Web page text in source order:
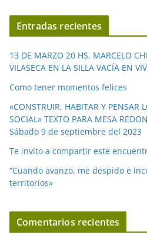
í
d
e
o
Entradas recientes
13 DE MARZO 20 HS. MARCELO
VILASECA EN LA SILLA VACÍA EN
Como tener momentos felices
«CONSTRUIR, HABITAR Y PENSAR
SOCIAL» TEXTO PARA MESA
Sábado 9 de septiembre del 2023
Te invito a compartir este
“Cuando avanzo, me despido e
territorios»
Comentarios recientes